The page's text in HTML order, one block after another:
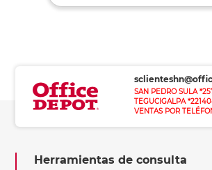
SAN PEDRO SULA
TEGUCIGALPA
VENTAS POR
Herramientas de consulta